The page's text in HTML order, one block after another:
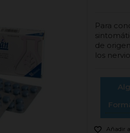
Para
de
los
 Añadir